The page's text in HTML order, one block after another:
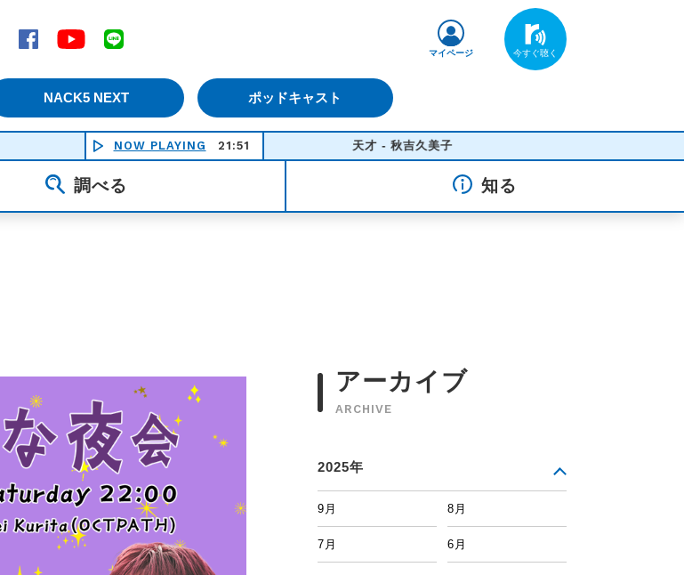
Twitter
Facebook YouTube
NACK5 NEXT ポッドキャスト
マイページ
NOW PLAYING 21:51 天才 - 秋吉久美子
調べる 知る
アーカイブ
ARCHIVE
2025年
9月 8月
7月 6月